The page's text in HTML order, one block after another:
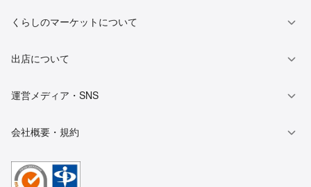
くらしのマーケットについて
出店について
運営メディア・SNS
会社概要・規約